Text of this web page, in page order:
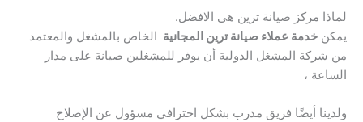
لماذا مركز صيانة ترين هى الافضل.
يمكن خدمة عملاء صيانة ترين المجانية الخاص بالمشغل والمعتمد
من شركة المشغل الدولية أن يوفر للمشغلين صيانة على مدار
الساعة ،
ولدينا أيضًا فريق مدرب بشكل احترافي مسؤول عن الإصلاح